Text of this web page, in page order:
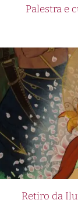
Palestra e
Retiro da